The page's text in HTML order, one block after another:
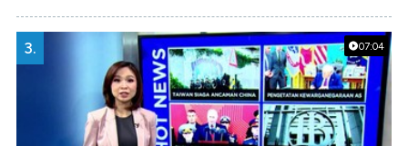
07:04
3.